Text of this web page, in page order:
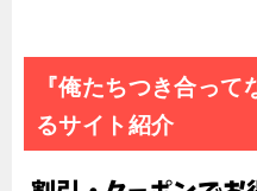
『俺たちつき合っ
るサイト紹介